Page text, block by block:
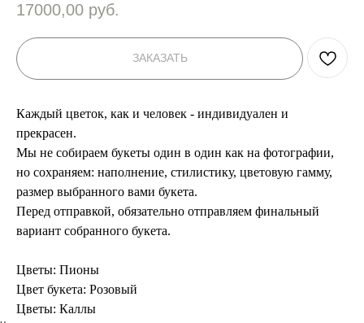
17000,00 руб.
ЗАКАЗАТЬ
Каждый цветок, как и человек - индивидуален и
прекрасен.
Мы не собираем букеты один в один как на фотографии,
но сохраняем: наполнение, стилистику, цветовую гамму,
размер выбранного вами букета.
Перед отправкой, обязательно отправляем финальный
вариант собранного букета.
Цветы: Пионы
Цвет букета: Розовый
Цветы: Каллы